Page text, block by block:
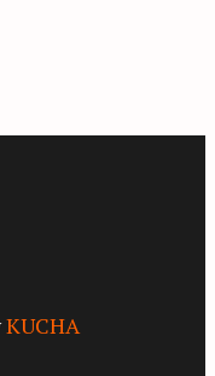
KUCHA